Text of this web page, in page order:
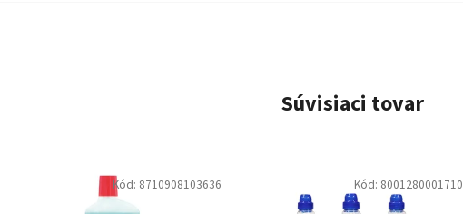
Súvisiaci tovar
Kód: 8710908103636 Kód: 8001280001710